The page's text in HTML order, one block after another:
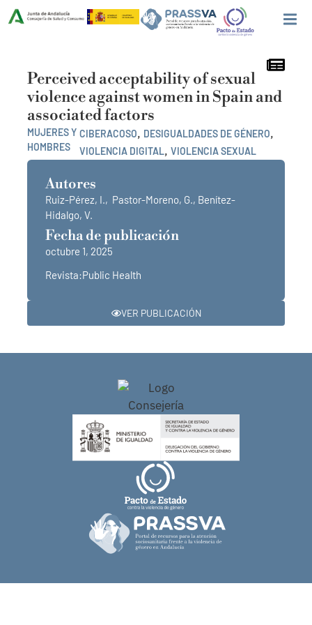
Perceived acceptability of sexual
violence against women in Spain and
associated factors
MUJERES Y
HOMBRES
CIBERACOSO, DESIGUALDADES DE GÉNERO,
VIOLENCIA DIGITAL, VIOLENCIA SEXUAL
Autores
Ruiz-Pérez, I., Pastor-Moreno, G., Benítez-
Hidalgo, V.
Fecha de publicación
octubre 1, 2025
Revista:Public Health
VER PUBLICACIÓN